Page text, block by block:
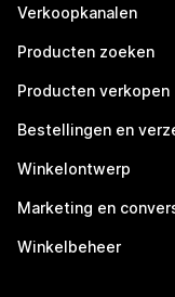
Verkoopkanalen
Producten zoeken
Producten verkopen
Bestellingen en
Winkelontwerp
Marketing en
Winkelbeheer